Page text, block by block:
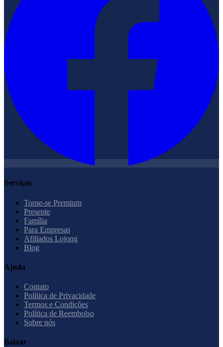
Serviços
Torne-se Premium
Presente
Família
Para Empresas
Afiliados Lojong
Blog
Ajuda
Contato
Política de Privacidade
Termos e Condições
Política de Reembolso
Sobre nós
Baixar